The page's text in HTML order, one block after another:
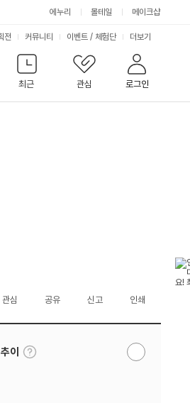
에누리 몰테일 메이크샵
최근
관심 로그인
전 커뮤니티 이벤트 / 체험단 서
비
스
더보기
관심 공유 신고 인쇄
이
툴
팁
알